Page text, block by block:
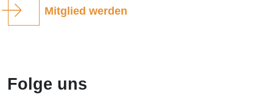
Mitglied werden
Folge uns